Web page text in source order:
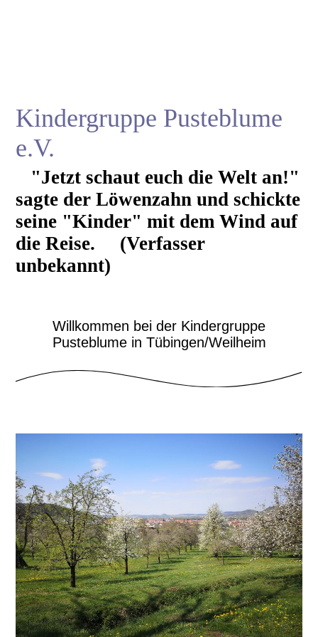
Kindergruppe Pusteblume
e.V.
"Jetzt schaut euch die Welt an!"
sagte der Löwenzahn und schickte
seine "Kinder" mit dem Wind auf
die Reise. (Verfasser
unbekannt)
Willkommen bei der Kindergruppe
Pusteblume in Tübingen/Weilheim